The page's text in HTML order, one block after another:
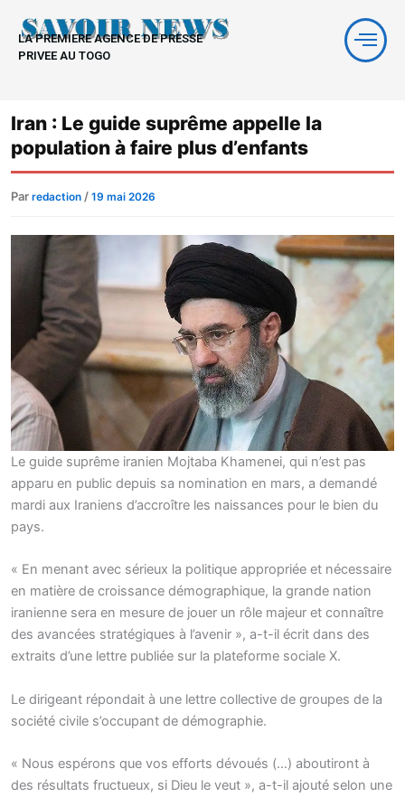
contenu
LA PREMIERE AGENCE DE PRESSE
PRIVEE AU TOGO
Iran : Le guide suprême appelle la
population à faire plus d’enfants
Par redaction / 19 mai 2026
Le guide suprême iranien Mojtaba Khamenei, qui n’est pas
apparu en public depuis sa nomination en mars, a demandé
mardi aux Iraniens d’accroître les naissances pour le bien du
pays.
« En menant avec sérieux la politique appropriée et nécessaire
en matière de croissance démographique, la grande nation
iranienne sera en mesure de jouer un rôle majeur et connaître
des avancées stratégiques à l’avenir », a-t-il écrit dans des
extraits d’une lettre publiée sur la plateforme sociale X.
Le dirigeant répondait à une lettre collective de groupes de la
société civile s’occupant de démographie.
« Nous espérons que vos efforts dévoués (…) aboutiront à
des résultats fructueux, si Dieu le veut », a-t-il ajouté selon une